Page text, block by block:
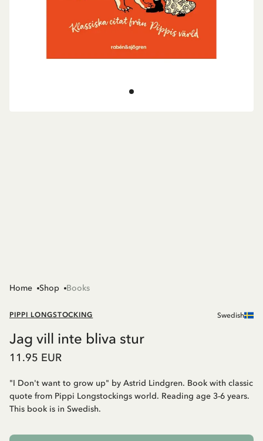
Home Shop Books
PIPPI LONGSTOCKING Swedish
Jag vill inte bliva stur
11.95 EUR
"I Don't want to grow up" by Astrid Lindgren. Book with classic
quote from Pippi Longstockings world. Reading age 3-6 years.
This book is in Swedish.